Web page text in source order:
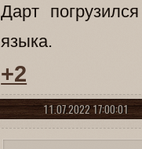
Дарт
языка.
+2
11.07.2022 17:00:01